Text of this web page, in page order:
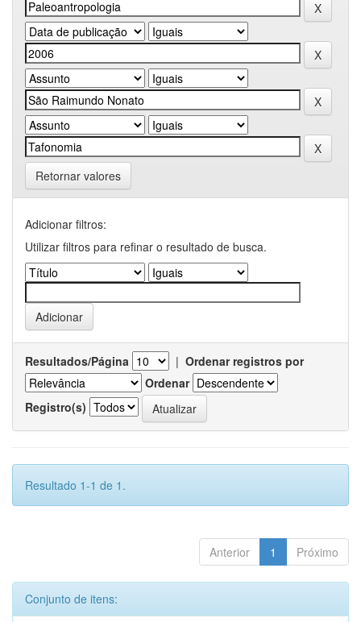
Retornar valores
Adicionar filtros:
Utilizar filtros para refinar o resultado de busca.
Resultados/Página | Ordenar registros por
Ordenar
Registro(s)
Resultado 1-1 de 1.
Anterior 1 Próximo
Conjunto de itens: